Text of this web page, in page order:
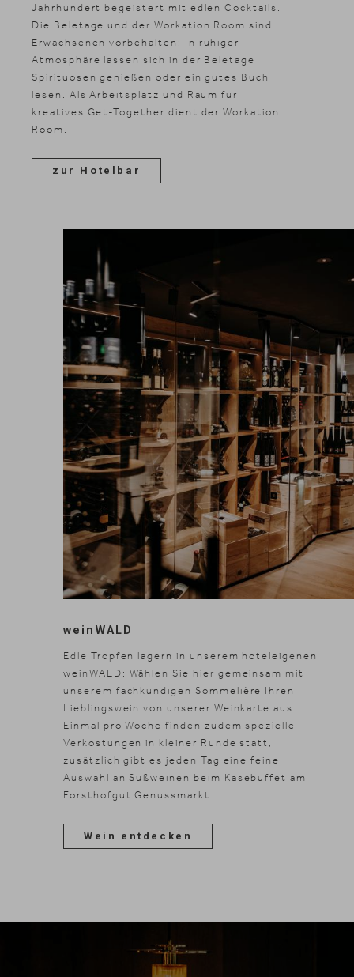
EN
Jahrhundert begeistert mit edlen Cocktails.
Die Beletage und der Workation Room sind
Erwachsenen vorbehalten: In ruhiger
Atmosphäre lassen sich in der Beletage
Spirituosen genießen oder ein gutes Buch
lesen. Als Arbeitsplatz und Raum für
kreatives Get-Together dient der Workation
Room.
zur Hotelbar
wein WALD
Edle Tropfen lagern in unserem hoteleigenen
weinWALD: Wählen Sie hier gemeinsam mit
unserem fachkundigen Sommelière Ihren
Lieblingswein von unserer Weinkarte aus.
Einmal pro Woche finden zudem spezielle
Verkostungen in kleiner Runde statt,
zusätzlich gibt es jeden Tag eine feine
Auswahl an Süßweinen beim Käsebuffet am
Forsthofgut Genussmarkt.
Wein entdecken